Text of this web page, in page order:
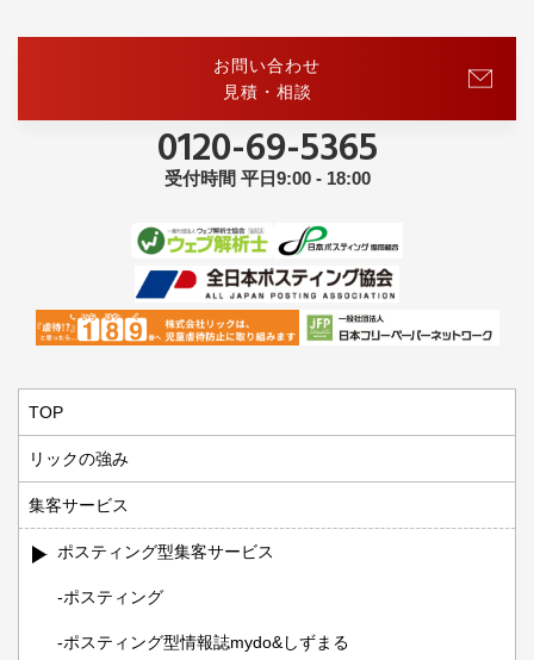
お問い合わせ
見積・相談
0120-69-5365
受付時間 平日9:00 - 18:00
TOP
リックの強み
集客サービス
ポスティング型集客サービス
ポスティング
ポスティング型情報誌mydo&しずまる